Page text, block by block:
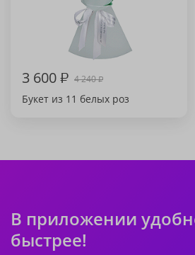
3 600₽ 4 240₽
Букет из 11 белых роз
В приложении
быстрее!